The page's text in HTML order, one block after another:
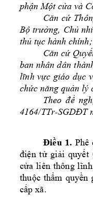
phận Một cửa và
Căn cứ
Bộ trưởng, Chủ
thủ tục hành chính;
Căn cứ
ban nhân dân
lĩnh vực giáo dục
chức năng quản lý
Theo đề ngh
4164/TTr-SGDĐT
Điều 1. Phê
điện tử giải quyết
cửa liên thông lĩnh
thuộc thẩm quyền
cấp xã.